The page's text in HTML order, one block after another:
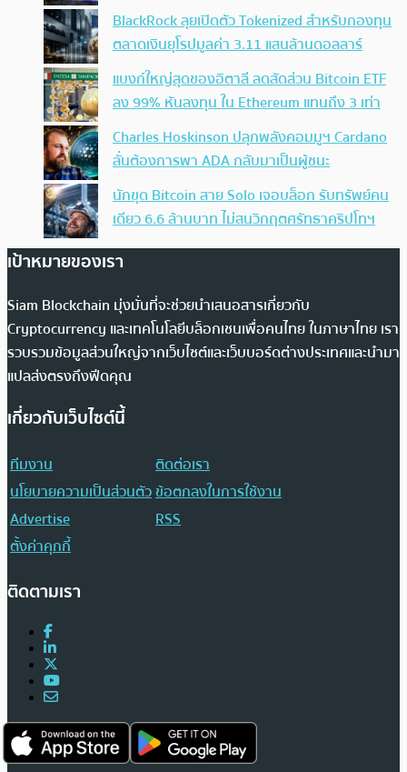
BlackRock ลุยเปิดตัว Tokenized สำหรับกองทุน
ตลาดเงินยุโรปมูลค่า 3.11 แสนล้านดอลลาร์
แบงก์ใหญ่สุดของอิตาลี ลดสัดส่วน Bitcoin ETF
ลง 99% หันลงทุน ใน Ethereum แทนถึง 3 เท่า
Charles Hoskinson ปลุกพลังคอมมูฯ Cardano
ลั่นต้องการพา ADA กลับมาเป็นผู้ชนะ
นักขุด Bitcoin สาย Solo เจอบล็อก รับทรัพย์คน
เดียว 6.6 ล้านบาท ไม่สนวิกฤตศรัทธาคริปโทฯ
เป้าหมายของเรา
Siam Blockchain มุ่งมั่นที่จะช่วยนำเสนอสารเกี่ยวกับ
Cryptocurrency และเทคโนโลยีบล็อกเชนเพื่อคนไทย ในภาษาไทย เรา
รวบรวมข้อมูลส่วนใหญ่จากเว็บไซต์และเว็บบอร์ดต่างประเทศและนำมา
แปลส่งตรงถึงฟีดคุณ
เกี่ยวกับเว็บไซต์นี้
ทีมงาน
ติดต่อเรา
นโยบายความเป็นส่วนตัวข้อตกลงในการใช้งาน
Advertise
RSS
ตั้งค่าคุกกี้
ติดตามเรา